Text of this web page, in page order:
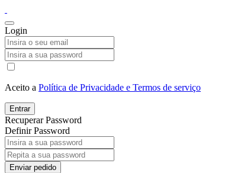
Login
Aceito a Política de Privacidade e Termos de serviço
Entrar
Recuperar Password
Definir Password
Enviar pedido